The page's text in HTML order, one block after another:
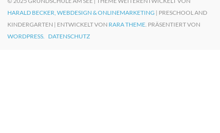
HARALD BECKER, WEBDESIGN & ONLINEMARKETING | PRESCHOOL AND
KINDERGARTEN | ENTWICKELT VON RARA THEME . PRÄSENTIERT VON
WORDPRESS.
DATENSCHUTZ